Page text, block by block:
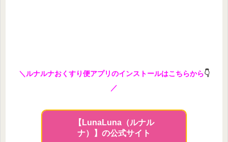
＼ルナルナおくすり便アプリのインストールはこちらから👇
／
【LunaLuna（ルナル
ナ）】の公式サイト